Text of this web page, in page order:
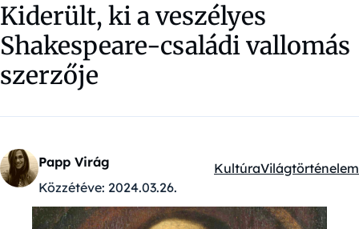
Kiderült, ki a veszélyes
Shakespeare-családi vallomás
szerzője
Papp Virág
Közzétéve: 2024.03.26.
Kategóriák:
KultúraVilágtörténelem